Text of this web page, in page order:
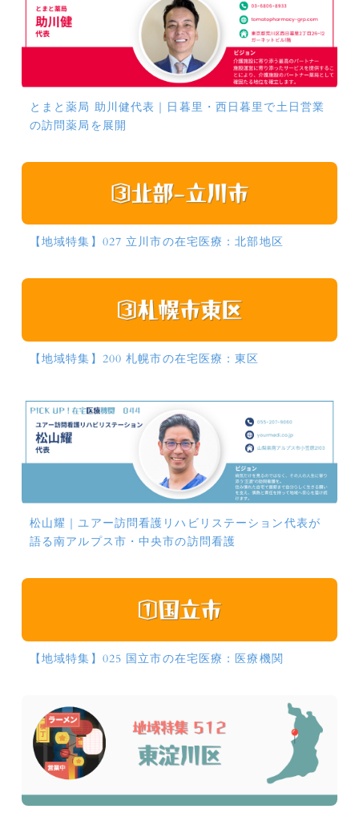
とまと薬局 助川健代表｜日暮里・西日暮里で土日営業
の訪問薬局を展開
【地域特集】027 立川市の在宅医療：北部地区
【地域特集】200 札幌市の在宅医療：東区
松山耀｜ユアー訪問看護リハビリステーション代表が
語る南アルプス市・中央市の訪問看護
【地域特集】025 国立市の在宅医療：医療機関